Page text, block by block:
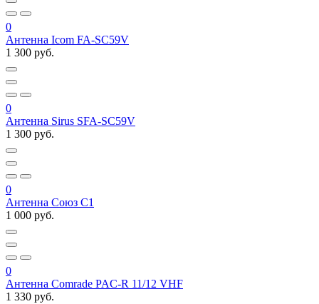
0
Антенна Icom FA-SC59V
1 300 руб.
0
Антенна Sirus SFA-SС59V
1 300 руб.
0
Антенна Союз С1
1 000 руб.
0
Антенна Comrade PAC-R 11/12 VHF
1 330 руб.